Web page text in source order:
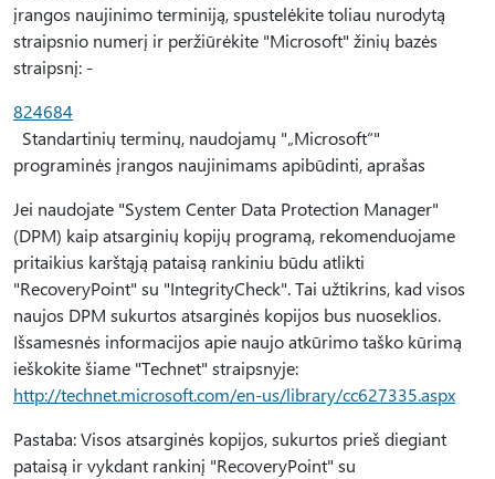
įrangos naujinimo terminiją, spustelėkite toliau nurodytą
straipsnio numerį ir peržiūrėkite "Microsoft" žinių bazės
straipsnį: -
824684
Standartinių terminų, naudojamų "„Microsoft“"
programinės įrangos naujinimams apibūdinti, aprašas
Jei naudojate "System Center Data Protection Manager"
(DPM) kaip atsarginių kopijų programą, rekomenduojame
pritaikius karštąją pataisą rankiniu būdu atlikti
"RecoveryPoint" su "IntegrityCheck". Tai užtikrins, kad visos
naujos DPM sukurtos atsarginės kopijos bus nuoseklios.
Išsamesnės informacijos apie naujo atkūrimo taško kūrimą
ieškokite šiame "Technet" straipsnyje:
http://technet.microsoft.com/en-us/library/cc627335.aspx
Pastaba: Visos atsarginės kopijos, sukurtos prieš diegiant
pataisą ir vykdant rankinį "RecoveryPoint" su